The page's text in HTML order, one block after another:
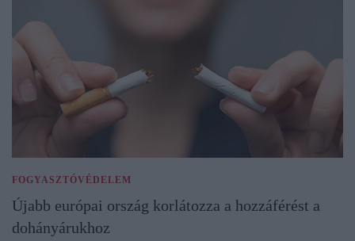
FOGYASZTÓVÉDELEM
Újabb európai ország korlátozza a hozzáférést a
dohányárukhoz